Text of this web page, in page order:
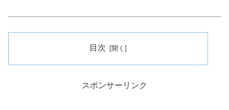
目次
スポンサーリンク